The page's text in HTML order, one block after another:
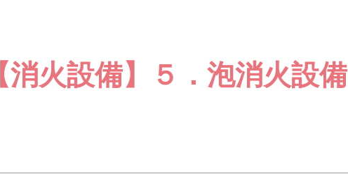
消火設備】５．泡消火設備